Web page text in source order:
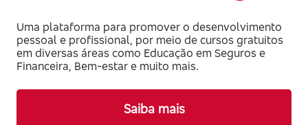
Uma plataforma para promover o desenvolvimento
pessoal e profissional, por meio de cursos gratuitos
em diversas áreas como Educação em Seguros e
Financeira, Bem-estar e muito mais.
Saiba mais